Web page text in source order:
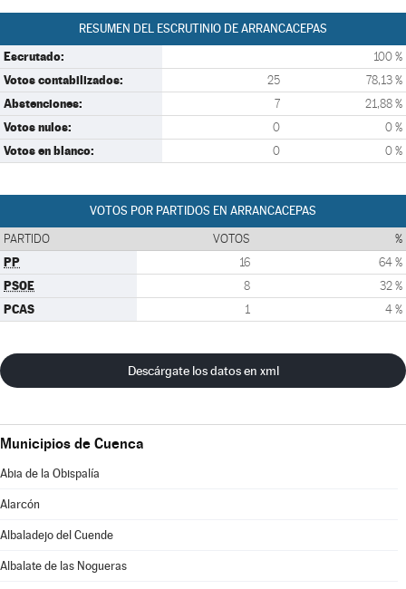
RESUMEN DEL ESCRUTINIO DE ARRANCACEPAS
Escrutado: 100 %
Votos contabilizados: 25 78,13 %
Abstenciones: 7 21,88 %
Votos nulos: 0 0 %
Votos en blanco: 0 0 %
VOTOS POR PARTIDOS EN ARRANCACEPAS
PARTIDO VOTOS %
PP 16 64 %
PSOE 8 32 %
PCAS 1 4 %
Descárgate los datos en xml
Municipios de Cuenca
Abia de la Obispalía
Alarcón
Albaladejo del Cuende
Albalate de las Nogueras